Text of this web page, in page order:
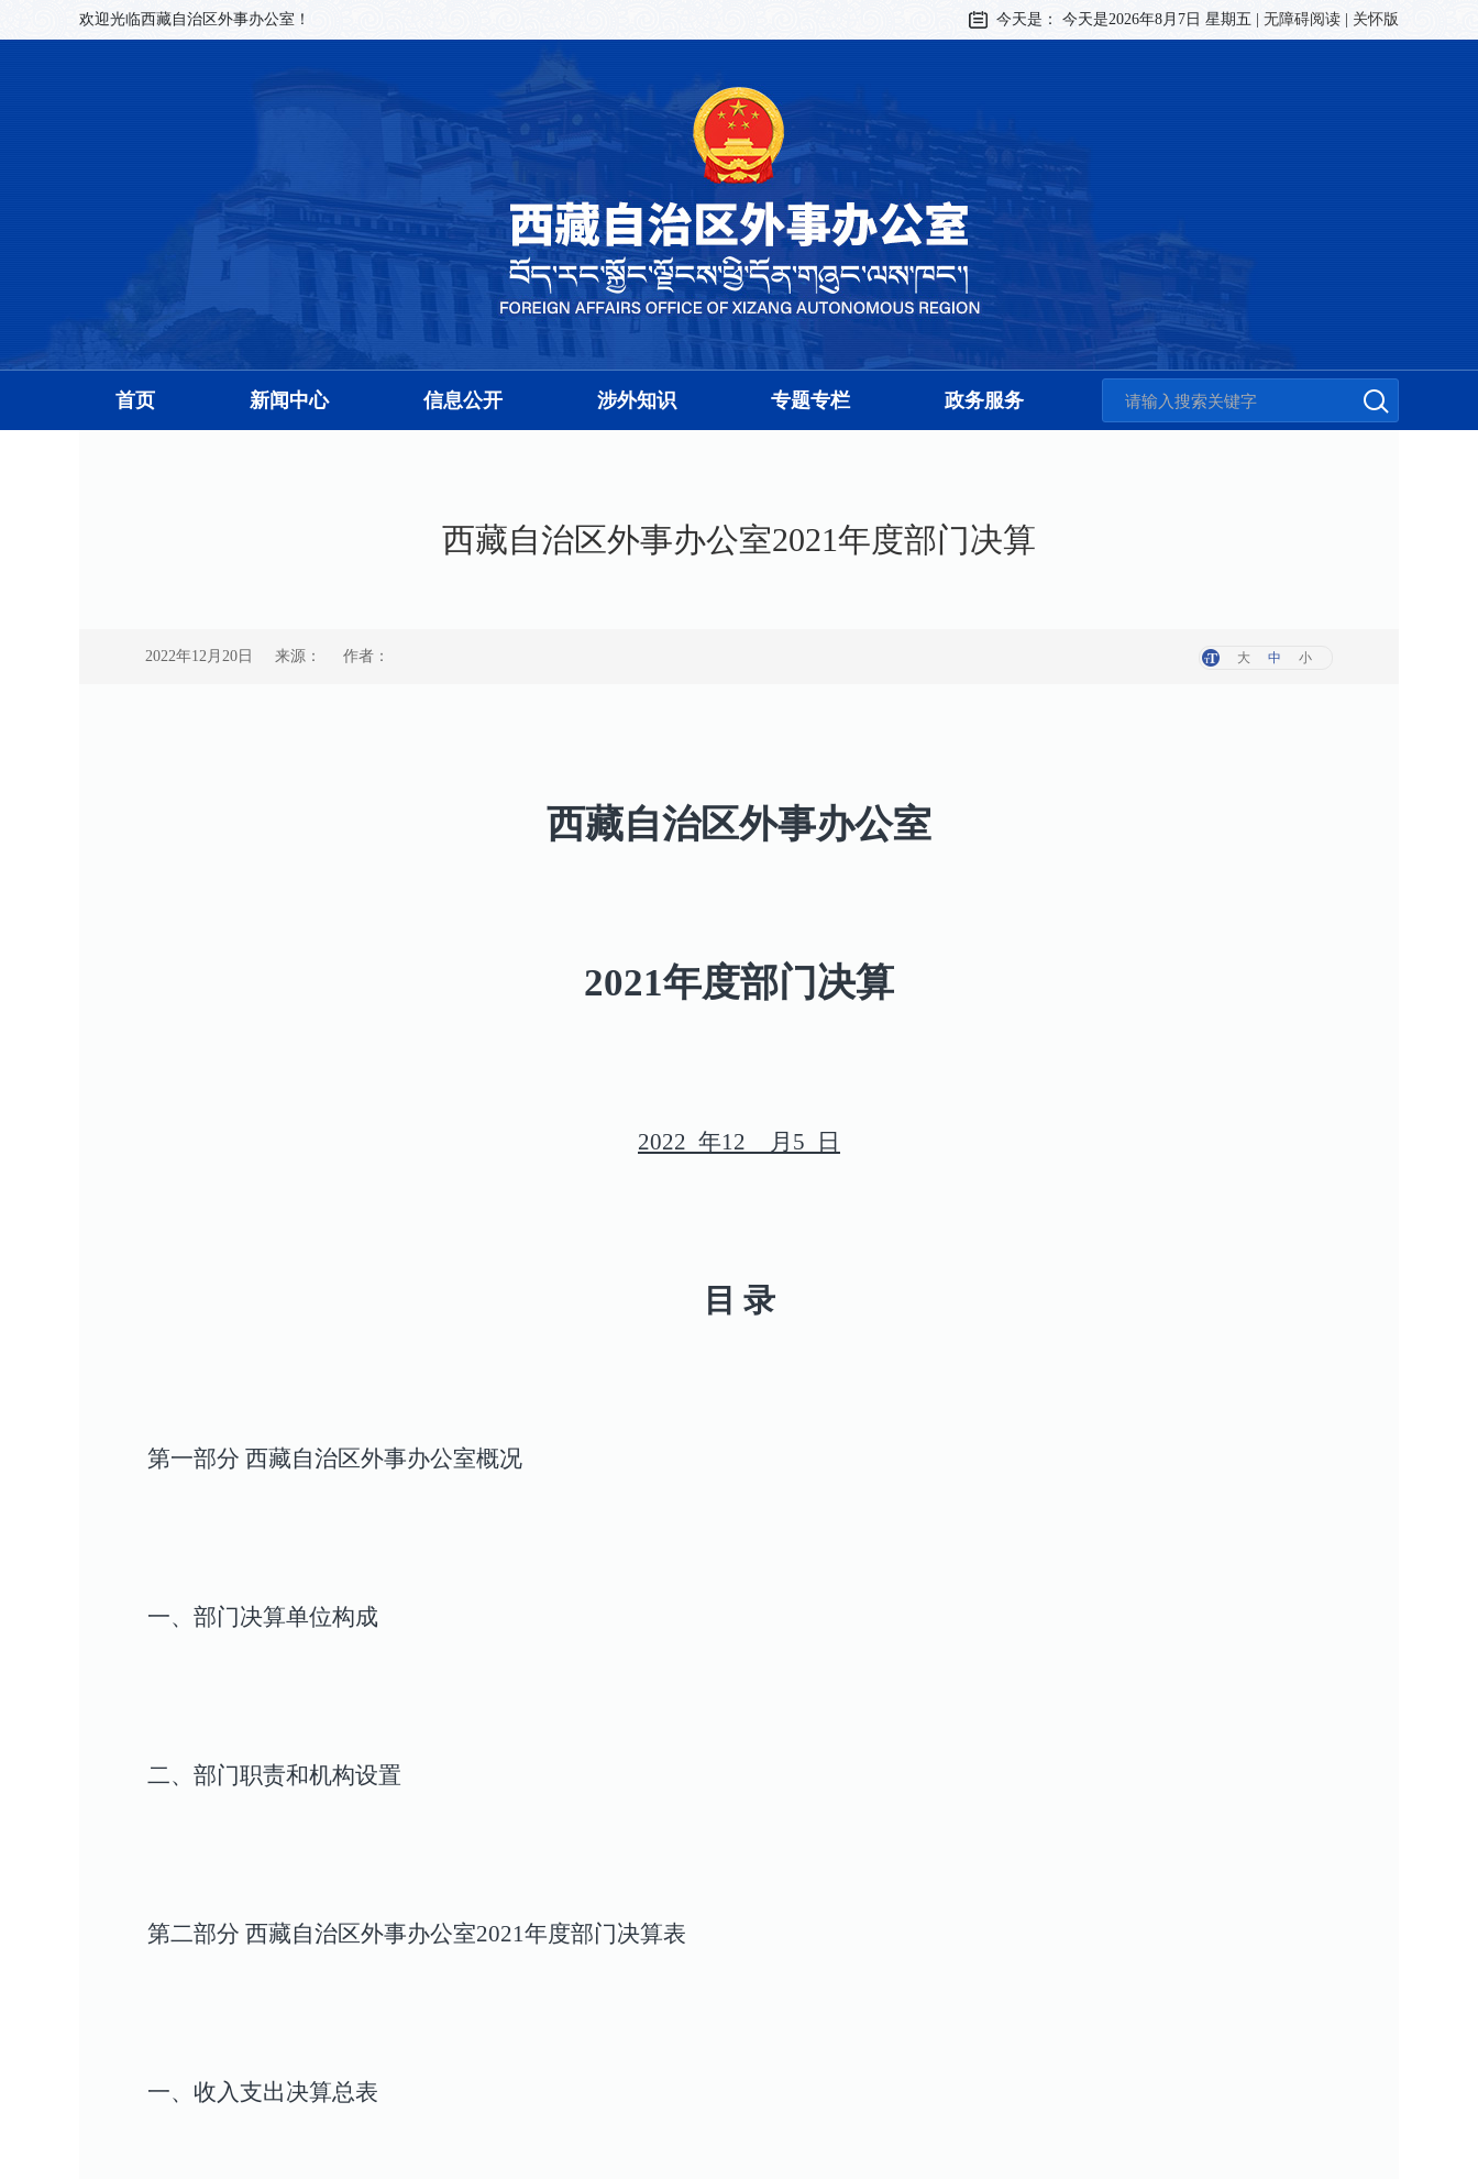
欢迎光临西藏自治区外事办公室！ 今天是： 今天是2026年8月7日 星期五 无障碍阅读 关怀版
首页 新闻中心 信息公开 涉外知识 专题专栏 政务服务
西藏自治区外事办公室2021年度部门决算
2022年12月20日 来源： 作者： 大 中 小
西藏自治区外事办公室
2021年度部门决算
2022 年12 月5 日
目 录
第一部分 西藏自治区外事办公室概况
一、部门决算单位构成
二、部门职责和机构设置
第二部分 西藏自治区外事办公室2021年度部门决算表
一、收入支出决算总表